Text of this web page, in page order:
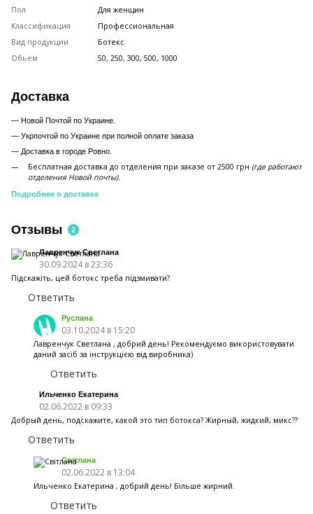
Пол
Для женщин
Классификация
Профессиональная
Вид продукции
Ботекс
Обьем
50, 250, 300, 500, 1000
Доставка
— Новой Почтой по Украине.
— Укрпочтой по Украине при полной оплате заказа
— Доставка в городе Ровно.
Бесплатная доставка до отделения при заказе от 2500 грн (где работают
отделения Новой почты).
Подробнее о доставке
Отзывы 2
Лавренчук Светлана
30.09.2024 в 23:36
Підскажіть, цей ботокс треба підзмивати?
Ответить
Руслана
03.10.2024 в 15:20
Лавренчук Светлана , добрий день! Рекомендуємо використовувати
даний засіб за інструкцією від виробника)
Ответить
Ильченко Екатерина
02.06.2022 в 09:33
Добрый день, подскажите, какой это тип ботокса? Жирный, жидкий, микс??
Ответить
Світлана
02.06.2022 в 13:04
Ильченко Екатерина , добрий день! Більше жирний.
Ответить